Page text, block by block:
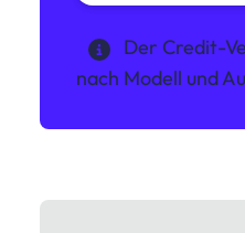
Der Credit-
nach Modell und